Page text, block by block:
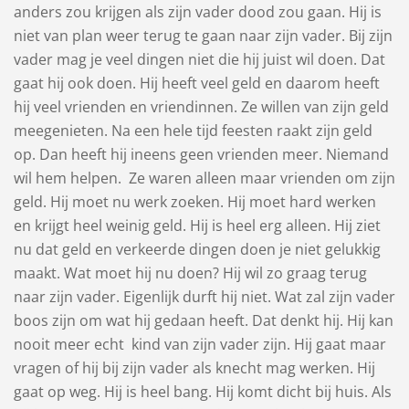
anders zou krijgen als zijn vader dood zou gaan. Hij is
niet van plan weer terug te gaan naar zijn vader. Bij zijn
vader mag je veel dingen niet die hij juist wil doen. Dat
gaat hij ook doen. Hij heeft veel geld en daarom heeft
hij veel vrienden en vriendinnen. Ze willen van zijn geld
meegenieten. Na een hele tijd feesten raakt zijn geld
op. Dan heeft hij ineens geen vrienden meer. Niemand
wil hem helpen. Ze waren alleen maar vrienden om zijn
geld. Hij moet nu werk zoeken. Hij moet hard werken
en krijgt heel weinig geld. Hij is heel erg alleen. Hij ziet
nu dat geld en verkeerde dingen doen je niet gelukkig
maakt. Wat moet hij nu doen? Hij wil zo graag terug
naar zijn vader. Eigenlijk durft hij niet. Wat zal zijn vader
boos zijn om wat hij gedaan heeft. Dat denkt hij. Hij kan
nooit meer echt kind van zijn vader zijn. Hij gaat maar
vragen of hij bij zijn vader als knecht mag werken. Hij
gaat op weg. Hij is heel bang. Hij komt dicht bij huis. Als